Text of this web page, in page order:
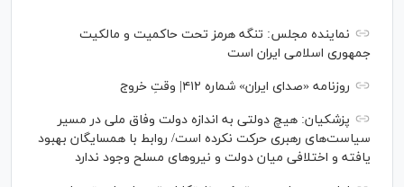
نماینده مجلس: تنگه هرمز تحت حاکمیت و مالکیت
جمهوری اسلامی ایران است
روزنامه «صدای ایران» شماره ۴۱۲| وقتِ خروج
پزشکیان: هیچ دولتی به اندازه دولت وفاق ملی در مسیر
سیاست‌های رهبری حرکت نکرده است/ روابط با همسایگان بهبود
یافته و اختلافی میان دولت و نیروهای مسلح وجود ندارد